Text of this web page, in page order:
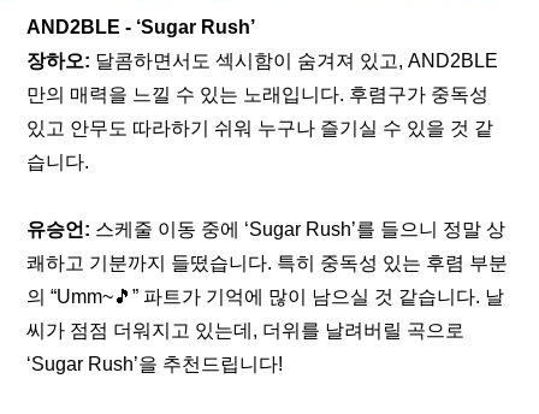
AND2BLE - ‘Sugar Rush’
장하오: 달콤하면서도 섹시함이 숨겨져 있고, AND2BLE
만의 매력을 느낄 수 있는 노래입니다. 후렴구가 중독성
있고 안무도 따라하기 쉬워 누구나 즐기실 수 있을 것 같
습니다.
유승언: 스케줄 이동 중에 ‘Sugar Rush’를 들으니 정말 상
쾌하고 기분까지 들떴습니다. 특히 중독성 있는 후렴 부분
의 “Umm~🎵” 파트가 기억에 많이 남으실 것 같습니다. 날
씨가 점점 더워지고 있는데, 더위를 날려버릴 곡으로
‘Sugar Rush’을 추천드립니다!